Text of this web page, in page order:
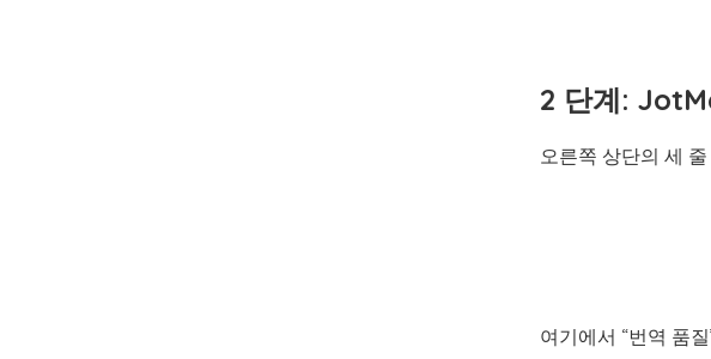
2 단계:
오른쪽 상단의 세
여기에서 “번역 품